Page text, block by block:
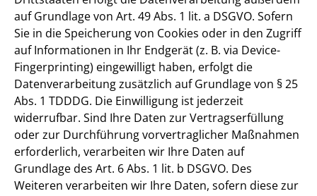
auf Grundlage von Art. 49 Abs. 1 lit. a DSGVO. Sofern
Sie in die Speicherung von Cookies oder in den Zugriff
auf Informationen in Ihr Endgerät (z. B. via Device-
Fingerprinting) eingewilligt haben, erfolgt die
Datenverarbeitung zusätzlich auf Grundlage von § 25
Abs. 1 TDDDG. Die Einwilligung ist jederzeit
widerrufbar. Sind Ihre Daten zur Vertragserfüllung
oder zur Durchführung vorvertraglicher Maßnahmen
erforderlich, verarbeiten wir Ihre Daten auf
Grundlage des Art. 6 Abs. 1 lit. b DSGVO. Des
Weiteren verarbeiten wir Ihre Daten, sofern diese zur